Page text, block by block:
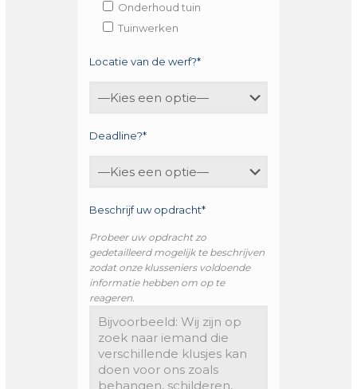
Onderhoud tuin
Tuinwerken
Locatie van de werf?*
Deadline?*
Beschrijf uw opdracht*
Probeer uw opdracht zo
gedetailleerd mogelijk te beschrijven
zodat onze klusseniers voldoende
informatie hebben om op te
reageren.